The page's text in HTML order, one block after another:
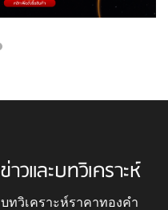
ข่าวและบทวิเคราะห์
บทวิเคราะห์ราคาทองคำ